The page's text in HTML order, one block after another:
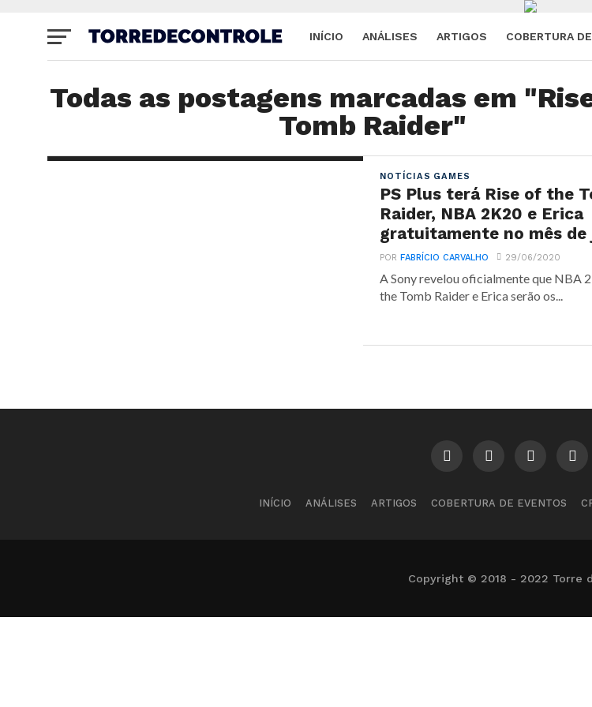
INÍCIO ANÁLISES ARTIGOS COBERTURA
Todas as postagens marcadas em
Tomb Raider"
NOTÍCIAS GAMES
PS Plus terá Rise of the
Raider, NBA 2K20 e Erica
gratuitamente no mês de
PORFABRÍCIO CARVALHO 29/06/2020
A Sony revelou oficialmente que NBA
the Tomb Raider e Erica serão os...
INÍCIO ANÁLISES ARTIGOS COBERTURA DE EVENTOS
Copyright © 2018 - 2022 Torre